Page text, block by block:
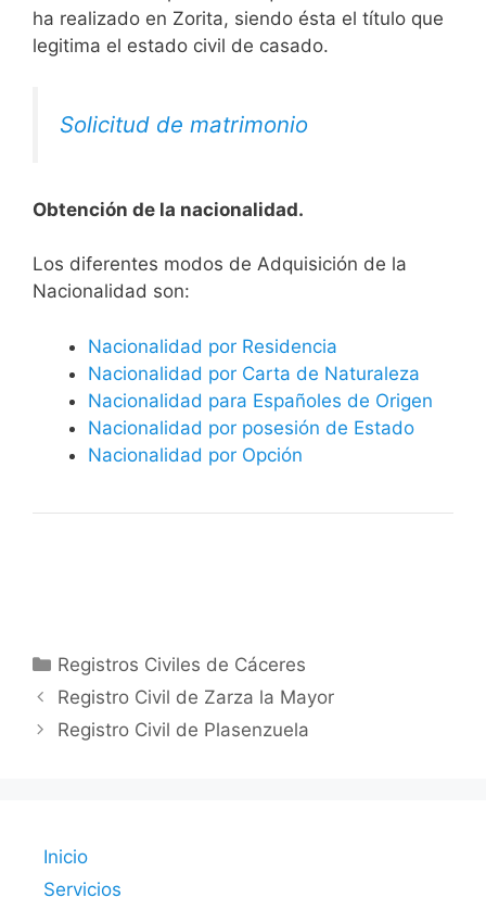
ha realizado en Zorita, siendo ésta el título que
legitima el estado civil de casado.
Solicitud de matrimonio
Obtención de la nacionalidad.
​​​Los diferentes modos de Adquisición de la
Nacionalidad son:
Nacionalidad por Residencia
Nacionalidad por Carta de Naturaleza
Nacionalidad para Españoles de Origen
Nacionalidad por posesión de Estado
Nacionalidad por Opción
Categorías
Registros Civiles de Cáceres
Registro Civil de Zarza la Mayor
Registro Civil de Plasenzuela
Inicio
Servicios